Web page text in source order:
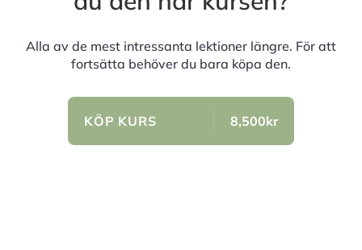
Alla av de mest intressanta lektioner längre. För att
fortsätta behöver du bara köpa den.
KÖP KURS 8,500kr